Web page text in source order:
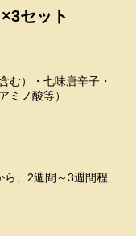
セット
む）・七味唐辛子・
ミノ酸等）
、2週間～3週間程